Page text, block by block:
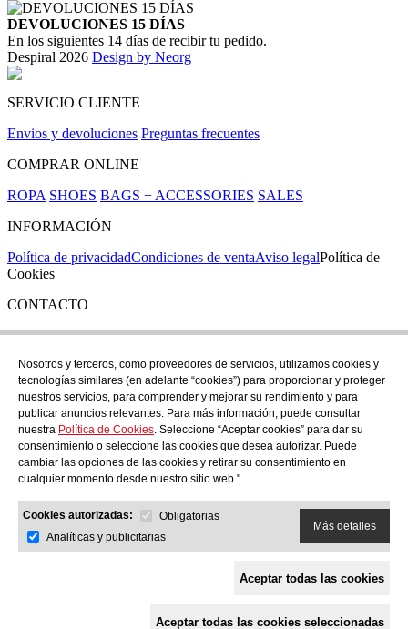
DEVOLUCIONES 15 DÍAS
En los siguientes 14 días de recibir tu pedido.
Despiral 2026 Design by Neorg
SERVICIO CLIENTE
Envios y devoluciones Preguntas frecuentes
COMPRAR ONLINE
ROPA SHOES BAGS + ACCESSORIES SALES
INFORMACIÓN
Política de privacidadCondiciones de ventaAviso legalPolítica de
Cookies
CONTACTO
Si tienes cualquier duda puedes contactar con nosotros en nuestra
TEL: +34 972 21 30 04
EMAIL: despiral@despiral.com
SÍGUENOS EN
Instagram
Financiado por la Unión Europea -
NextGeneration EU
Nosotros y terceros, como proveedores de servicios, utilizamos cookies y
tecnologías similares (en adelante “cookies”) para proporcionar y proteger
nuestros servicios, para comprender y mejorar su rendimiento y para
publicar anuncios relevantes. Para más información, puede consultar
nuestra Política de Cookies. Seleccione “Aceptar cookies” para dar su
consentimiento o seleccione las cookies que desea autorizar. Puede
cambiar las opciones de las cookies y retirar su consentimiento en
cualquier momento desde nuestro sitio web."
Cookies autorizadas:
Obligatorias
Analíticas y publicitarias
Más detalles
Aceptar todas las cookies
Aceptar todas las cookies seleccionadas